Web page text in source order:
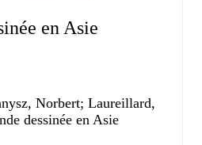
en Asie
Norbert; Laureillard,
dessinée en Asie